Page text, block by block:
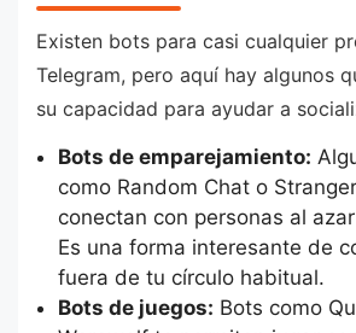
Existen bots para casi cualquier
Telegram, pero aquí hay algunos
su capacidad para ayudar a
Bots de emparejamiento:
como Random Chat o
conectan con personas al
Es una forma interesante de
fuera de tu círculo habitual.
Bots de juegos: Bots como